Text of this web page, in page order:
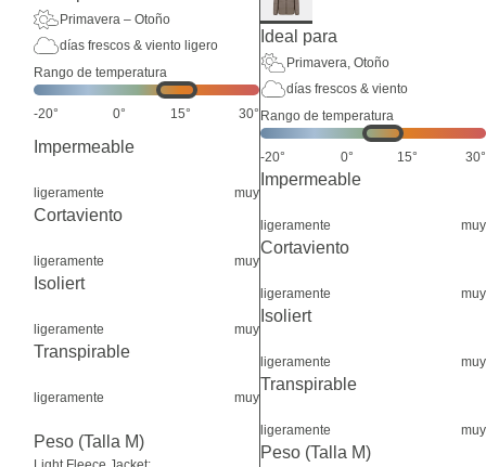
Primavera – Otoño
días frescos & viento ligero
Rango de temperatura
-20° 0° 15° 30°
Impermeable
ligeramente muy
Cortaviento
ligeramente muy
Isoliert
ligeramente muy
Transpirable
ligeramente muy
Peso (Talla M)
Ideal para
Primavera, Otoño
días frescos & viento
Rango de temperatura
-20° 0° 15° 30°
Impermeable
ligeramente muy
Cortaviento
ligeramente muy
Isoliert
ligeramente muy
Transpirable
ligeramente muy
Peso (Talla M)